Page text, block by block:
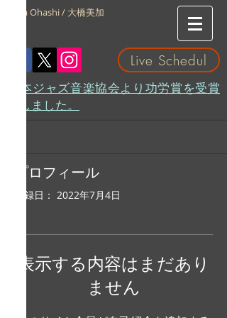
Mika Ohashi / 大橋美加
Live Schedul
​日本ジャズ音楽協会より功労賞を受賞
致しました。
プロフィール
登録日： 2022年7月4日
表示する内容はまだあり
ません